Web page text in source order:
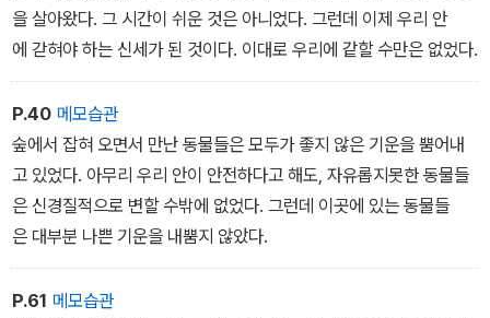
을 살아왔다. 그 시간이 쉬운 것은 아니었다. 그런데 이제 우리 안
에 갇혀야 하는 신세가 된 것이다. 이대로 우리에 같할 수만은 없었다.
P.40 메모습관
숲에서 잡혀 오면서 만난 동물들은 모두가 좋지 않은 기운을 뿜어내
고 있었다. 아무리 우리 안이 안전하다고 해도, 자유롭지못한 동물들
은 신경질적으로 변할 수밖에 없었다. 그런데 이곳에 있는 동물들
은 대부분 나쁜 기운을 내뿜지 않았다.
P.61 메모습관